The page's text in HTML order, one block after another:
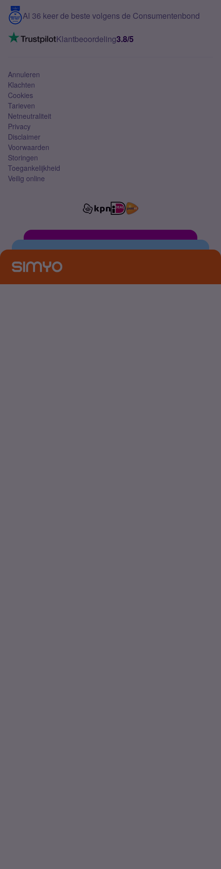
5G internet
Mobiel internet
Mobiel abonnement
Contact
VoLTE 4G bellen
Al 36 keer de beste volgens de Consumentenbond
Klantbeoordeling3.8/5
Annuleren
Klachten
Cookies
Tarieven
Netneutraliteit
Privacy
Disclaimer
Voorwaarden
Storingen
Toegankelijkheid
Veilig online